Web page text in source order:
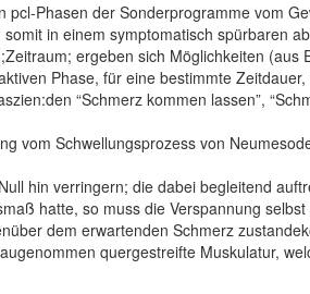
Phasen der Sonderprogramme vom
in einem symptomatisch spürbaren
Zeitraum; ergeben sich Möglichkeiten (aus
Phase, für eine bestimmte
“Schmerz kommen lassen”,
vom Schwellungsprozess von
hin verringern; die dabei begleitend
hatte, so muss die Verspannung
dem erwartenden Schmerz
quergestreifte Muskulatur,